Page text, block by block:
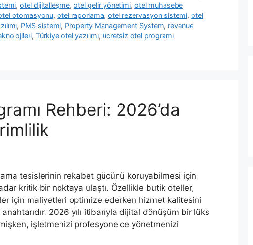
, otel dijitalleşme, otel gelir yönetimi, otel muhasebe
otomasyonu, otel raporlama, otel rezervasyon sistemi, otel
, PMS sistemi, Property Management System, revenue
, Türkiye otel yazılımı, ücretsiz otel programı
Rehberi: 2026’da
tesislerinin rekabet gücünü koruyabilmesi için
kritik bir noktaya ulaştı. Özellikle butik oteller,
için maliyetleri optimize ederken hizmet kalitesini
2026 yılı itibarıyla dijital dönüşüm bir lüks
işletmenizi profesyonelce yönetmenizi